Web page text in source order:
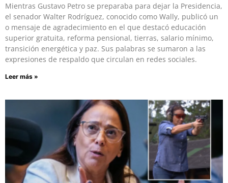
Mientras Gustavo Petro se preparaba para dejar la Presidencia,
el senador Walter Rodríguez, conocido como Wally, publicó un
o mensaje de agradecimiento en el que destacó educación
superior gratuita, reforma pensional, tierras, salario mínimo,
transición energética y paz. Sus palabras se sumaron a las
expresiones de respaldo que circulan en redes sociales.
Leer más »